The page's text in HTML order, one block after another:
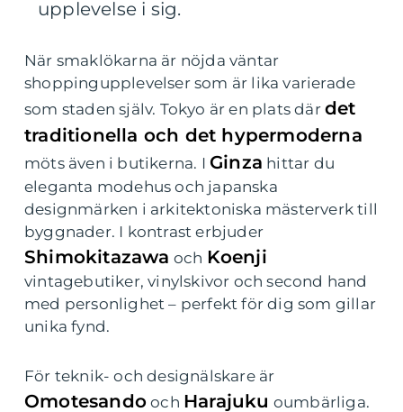
upplevelse i sig.
När smaklökarna är nöjda väntar
shoppingupplevelser som är lika varierade
som staden själv. Tokyo är en plats därdet
traditionella och det hypermoderna
möts även i butikerna. I Ginza hittar du
eleganta modehus och japanska
designmärken i arkitektoniska mästerverk till
byggnader. I kontrast erbjuder
Shimokitazawa och Koenji
vintagebutiker, vinylskivor och second hand
med personlighet – perfekt för dig som gillar
unika fynd.
För teknik- och designälskare är
Omotesando och Harajuku oumbärliga.